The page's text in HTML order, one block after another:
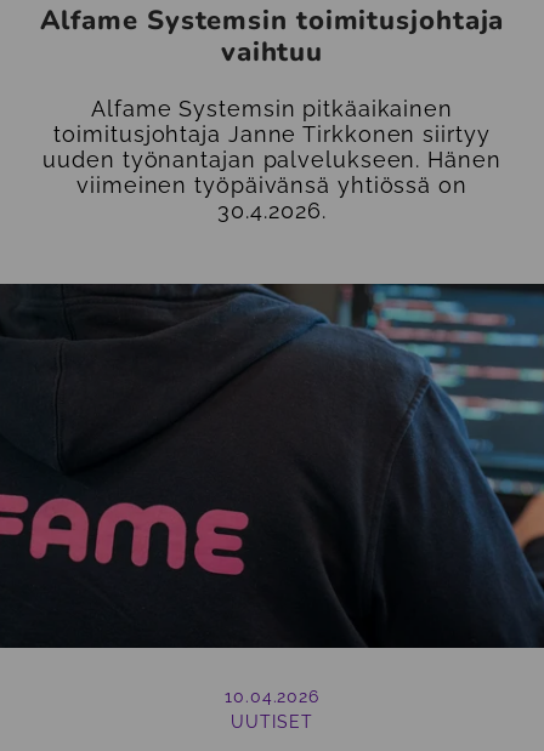
Alfame Systemsin toimitusjohtaja
vaihtuu
Alfame Systemsin pitkäaikainen
toimitusjohtaja Janne Tirkkonen siirtyy
uuden työnantajan palvelukseen. Hänen
viimeinen työpäivänsä yhtiössä on
30.4.2026.
10.04.2026
UUTISET